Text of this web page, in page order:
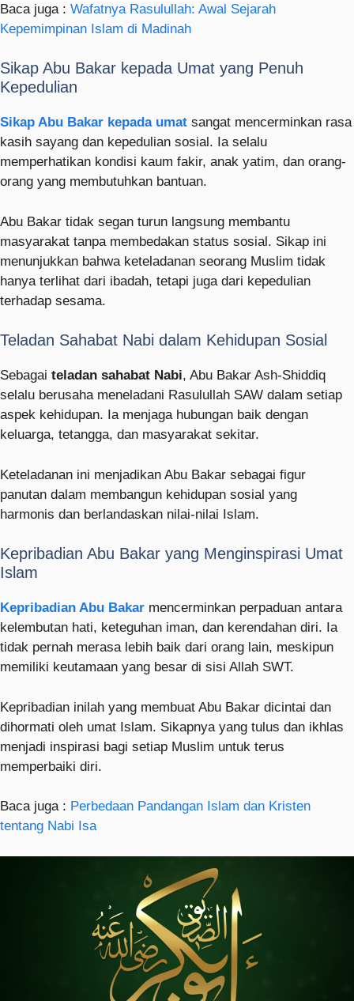
Baca juga : Wafatnya Rasulullah: Awal Sejarah
Kepemimpinan Islam di Madinah
Sikap Abu Bakar kepada Umat yang Penuh
Kepedulian
Sikap Abu Bakar kepada umat sangat mencerminkan rasa
kasih sayang dan kepedulian sosial. Ia selalu
memperhatikan kondisi kaum fakir, anak yatim, dan orang-
orang yang membutuhkan bantuan.
Abu Bakar tidak segan turun langsung membantu
masyarakat tanpa membedakan status sosial. Sikap ini
menunjukkan bahwa keteladanan seorang Muslim tidak
hanya terlihat dari ibadah, tetapi juga dari kepedulian
terhadap sesama.
Teladan Sahabat Nabi dalam Kehidupan Sosial
Sebagai teladan sahabat Nabi, Abu Bakar Ash-Shiddiq
selalu berusaha meneladani Rasulullah SAW dalam setiap
aspek kehidupan. Ia menjaga hubungan baik dengan
keluarga, tetangga, dan masyarakat sekitar.
Keteladanan ini menjadikan Abu Bakar sebagai figur
panutan dalam membangun kehidupan sosial yang
harmonis dan berlandaskan nilai-nilai Islam.
Kepribadian Abu Bakar yang Menginspirasi Umat
Islam
Kepribadian Abu Bakar mencerminkan perpaduan antara
kelembutan hati, keteguhan iman, dan kerendahan diri. Ia
tidak pernah merasa lebih baik dari orang lain, meskipun
memiliki keutamaan yang besar di sisi Allah SWT.
Kepribadian inilah yang membuat Abu Bakar dicintai dan
dihormati oleh umat Islam. Sikapnya yang tulus dan ikhlas
menjadi inspirasi bagi setiap Muslim untuk terus
memperbaiki diri.
Baca juga : Perbedaan Pandangan Islam dan Kristen
tentang Nabi Isa